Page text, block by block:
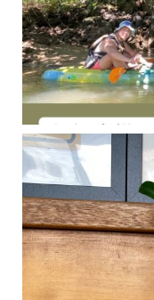
今年の1月にお店に植えたマングローブ(メヒルギ)の苗が成長してきました
マングロ